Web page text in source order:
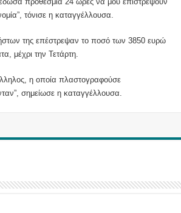
τόνισε η καταγγέλλουσα.
της επέστρεψαν το ποσό των 3850 ευρώ
μέχρι την Τετάρτη.
η οποία πλαστογραφούσε
σημείωσε η καταγγέλλουσα.